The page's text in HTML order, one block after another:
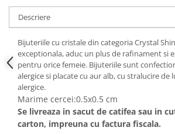
Descriere
Bijuteriile cu cristale din categoria Crystal
exceptionala, aduc un plus de rafinament si
pentru orice femeie. Bijuteriile sunt
alergice si placate cu aur alb, cu stralucire de
alergice.
Marime cercei:0.5x0.5 cm
Se livreaza in sacut de catifea sau in
carton, impreuna cu factura fiscala.